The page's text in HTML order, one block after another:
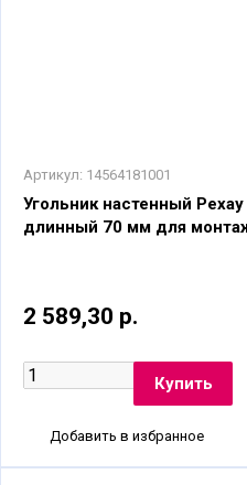
Артикул: 14564181001
Угольник настенный
длинный 70 мм для
2 589,30 р.
Добавить в избранное